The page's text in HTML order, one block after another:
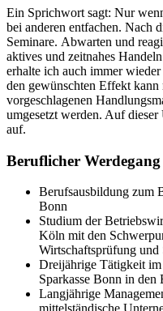
Ein Sprichwort sagt: Nur
bei anderen entfachen. Nach
Seminare. Abwarten und
aktives und zeitnahes
erhalte ich auch immer
den gewünschten Effekt
vorgeschlagenen
umgesetzt werden. Auf
auf.
Beruflicher Werdegang
Berufsausbildung zum
Bonn
Studium der
Köln mit den
Wirtschaftsprüfung und
Dreijährige Tätigkeit
Sparkasse Bonn in
Langjährige